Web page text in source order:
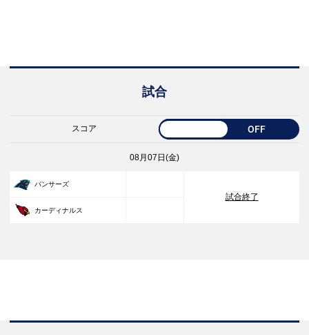
試合
スコア OFF
08月07日(金)
パンサーズ
試合終了
カーディナルス